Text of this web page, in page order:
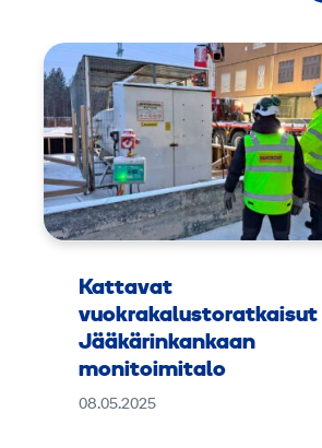
Kattavat
vuokrakalustoratkaisut
Jääkärinkankaan
monitoimitalo
08.05.2025